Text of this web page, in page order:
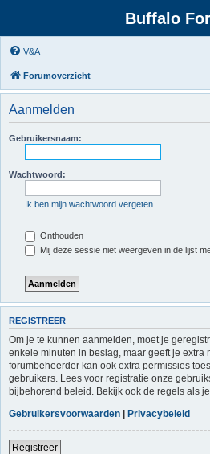
Buffalo
V&A
Forumoverzicht
Aanmelden
Gebruikersnaam:
Wachtwoord:
Ik ben mijn wachtwoord vergeten
Onthouden
Mij deze sessie niet weergeven in de lijst
REGISTREER
Om je te kunnen aanmelden, moet je
enkele minuten in beslag, maar geeft je extra
forumbeheerder kan ook extra permissies
gebruikers. Lees voor registratie onze
bijbehorend beleid. Bekijk ook de regels als
Gebruikersvoorwaarden | Privacybeleid
Registreer